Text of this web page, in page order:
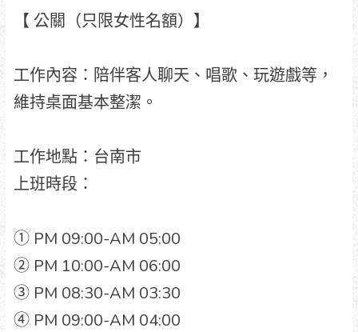
【 公關（只限女性名額）】
工作內容：陪伴客人聊天、唱歌、玩遊戲等，
維持桌面基本整潔。
工作地點：台南市
上班時段：
① PM 09:00-AM 05:00
② PM 10:00-AM 06:00
③ PM 08:30-AM 03:30
④ PM 09:00-AM 04:00